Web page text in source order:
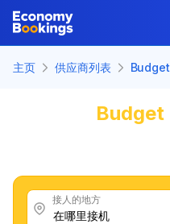
主页 供应商列表 Budget
Budget
接人的地方